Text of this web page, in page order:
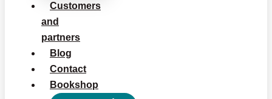
Customers
and
partners
Blog
Contact
Bookshop